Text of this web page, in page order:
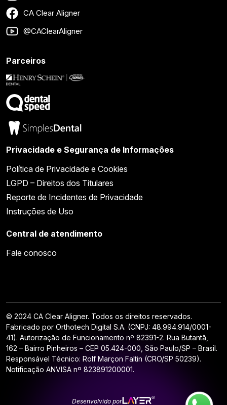
CA Clear Aligner
@CAClearAligner
Parceiros
Privacidade e Segurança de Informações
Política de Privacidade e Cookies
LGPD – Direitos dos Titulares
Reporte de Incidentes de Privacidade
Instruções de Uso
Central de atendimento
Fale conosco
© 2024 CA Clear Aligner. Todos os direitos reservados.
Fabricado por Orthotech Digital S.A. (CNPJ: 48.994.914/0001-
41). Autorização de Funcionamento nº 82391-2. Rua Butantã,
162 – Bairro Pinheiros – CEP 05.424-000, São Paulo/SP – Brasil.
Responsável Técnico: Rolf Marçon Faltin (CRO/SP 50239).
Notificação ANVISA nº 823891200001.
Desenvolvido por